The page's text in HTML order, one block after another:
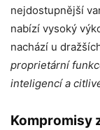
nejdostupnější
nabízí vysoký
nachází u
proprietární
inteligencí a
Kompromisy